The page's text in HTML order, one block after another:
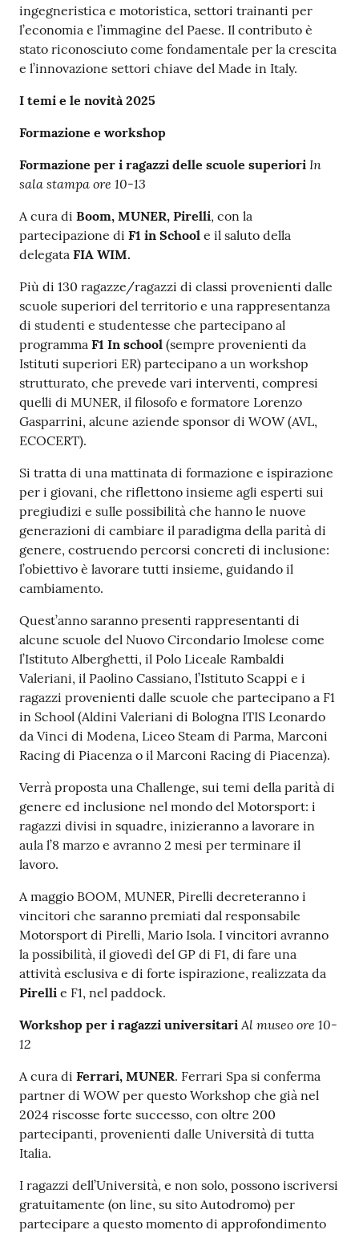
ingegneristica e motoristica, settori trainanti per
l’economia e l’immagine del Paese. Il contributo è
stato riconosciuto come fondamentale per la crescita
e l’innovazione settori chiave del Made in Italy.
I temi e le novità 2025
Formazione e workshop
Formazione per i ragazzi delle scuole superiori In
sala stampa ore 10-13
A cura di Boom, MUNER, Pirelli, con la
partecipazione di F1 in School e il saluto della
delegata FIA WIM.
Più di 130 ragazze/ragazzi di classi provenienti dalle
scuole superiori del territorio e una rappresentanza
di studenti e studentesse che partecipano al
programma F1 In school (sempre provenienti da
Istituti superiori ER) partecipano a un workshop
strutturato, che prevede vari interventi, compresi
quelli di MUNER, il filosofo e formatore Lorenzo
Gasparrini, alcune aziende sponsor di WOW (AVL,
ECOCERT).
Si tratta di una mattinata di formazione e ispirazione
per i giovani, che riflettono insieme agli esperti sui
pregiudizi e sulle possibilità che hanno le nuove
generazioni di cambiare il paradigma della parità di
genere, costruendo percorsi concreti di inclusione:
l’obiettivo è lavorare tutti insieme, guidando il
cambiamento.
Quest’anno saranno presenti rappresentanti di
alcune scuole del Nuovo Circondario Imolese come
l’Istituto Alberghetti, il Polo Liceale Rambaldi
Valeriani, il Paolino Cassiano, l’Istituto Scappi e i
ragazzi provenienti dalle scuole che partecipano a F1
in School (Aldini Valeriani di Bologna ITIS Leonardo
da Vinci di Modena, Liceo Steam di Parma, Marconi
Racing di Piacenza o il Marconi Racing di Piacenza).
Verrà proposta una Challenge, sui temi della parità di
genere ed inclusione nel mondo del Motorsport: i
ragazzi divisi in squadre, inizieranno a lavorare in
aula l’8 marzo e avranno 2 mesi per terminare il
lavoro.
A maggio BOOM, MUNER, Pirelli decreteranno i
vincitori che saranno premiati dal responsabile
Motorsport di Pirelli, Mario Isola. I vincitori avranno
la possibilità, il giovedì del GP di F1, di fare una
attività esclusiva e di forte ispirazione, realizzata da
Pirelli e F1, nel paddock.
Workshop per i ragazzi universitari Al museo ore 10-
12
A cura di Ferrari, MUNER. Ferrari Spa si conferma
partner di WOW per questo Workshop che già nel
2024 riscosse forte successo, con oltre 200
partecipanti, provenienti dalle Università di tutta
Italia.
I ragazzi dell’Università, e non solo, possono iscriversi
gratuitamente (on line, su sito Autodromo) per
partecipare a questo momento di approfondimento